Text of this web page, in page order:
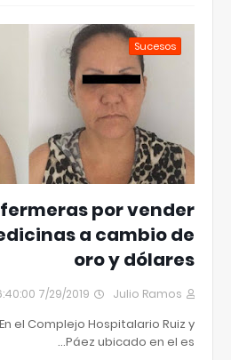
Sucesos
por vender
a cambio de
oro y dólares
Julio Ramos 7/29/2019 06:40:00 م
En el Complejo Hospitalario Ruiz y
Páez ubicado en el es…